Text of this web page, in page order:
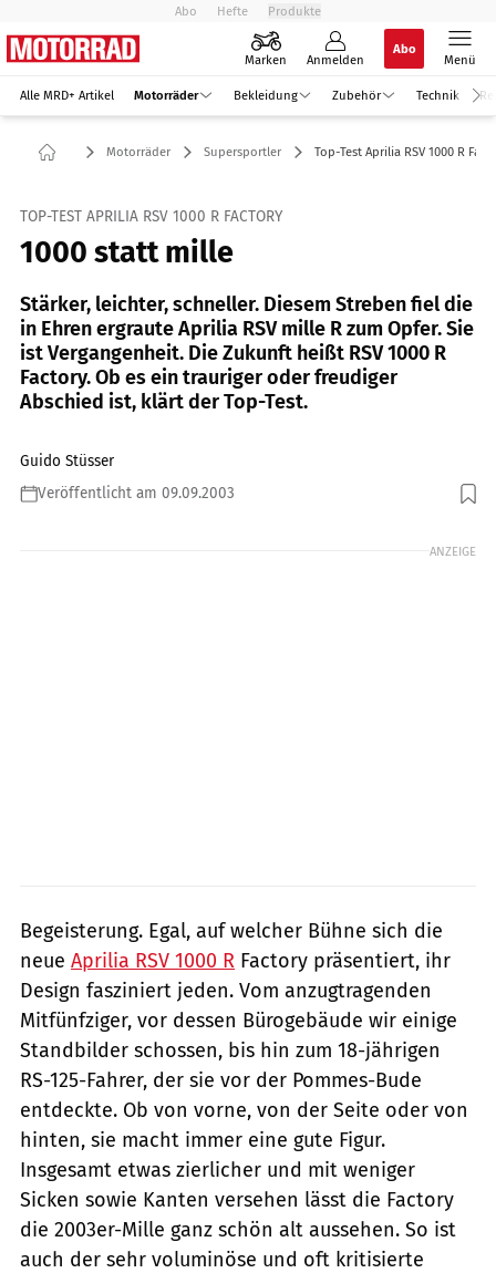
Abo Hefte Produkte
Marken Anmelden
Abo
Menü
Alle MRD+ Artikel Motorräder Bekleidung Zubehör Technik
Motorräder Supersportler Top-Test Aprilia RSV 1000 R
TOP-TEST APRILIA RSV 1000 R FACTORY
1000 statt mille
Stärker, leichter, schneller. Diesem Streben fiel die
in Ehren ergraute Aprilia RSV mille R zum Opfer. Sie
ist Vergangenheit. Die Zukunft heißt RSV 1000 R
Factory. Ob es ein trauriger oder freudiger
Abschied ist, klärt der Top-Test.
Guido Stüsser
Veröffentlicht am 09.09.2003
Foto: Gargolov
ANZEIGE
Begeisterung. Egal, auf welcher Bühne sich die
neue Aprilia RSV 1000 R Factory präsentiert, ihr
Design fasziniert jeden. Vom anzugtragenden
Mitfünfziger, vor dessen Bürogebäude wir einige
Standbilder schossen, bis hin zum 18-jährigen
RS-125-Fahrer, der sie vor der Pommes-Bude
entdeckte. Ob von vorne, von der Seite oder von
hinten, sie macht immer eine gute Figur.
Insgesamt etwas zierlicher und mit weniger
Sicken sowie Kanten versehen lässt die Factory
die 2003er-Mille ganz schön alt aussehen. So ist
auch der sehr voluminöse und oft kritisierte